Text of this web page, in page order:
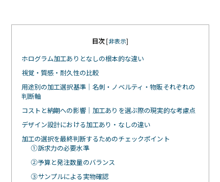
目次[非表示]
ホログラム加工ありとなしの根本的な違い
視覚・質感・耐久性の比較
用途別の加工選択基準｜名刺・ノベルティ・物販それぞれの
判断軸
コストと納期への影響｜加工ありを選ぶ際の現実的な考慮点
デザイン設計における加工あり・なしの違い
加工の選択を最終判断するためのチェックポイント
①訴求力の必要水準
②予算と発注数量のバランス
③サンプルによる実物確認